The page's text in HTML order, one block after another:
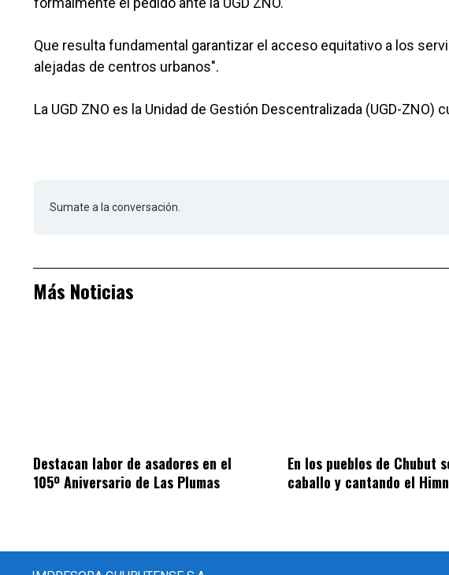
Que resulta fundamental garantizar el acceso equitativo a los
alejadas de centros urbanos".
La UGD ZNO es la Unidad de Gestión Descentralizada (UGD-ZNO)
Sumate a la conversación.
Más Noticias
Destacan labor de asadores en el
105º Aniversario de Las Plumas
En los pueblos de Chubut
caballo y cantando el